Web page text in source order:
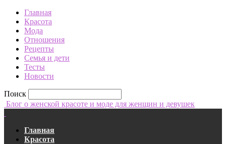
Главная
Красота
Мода
Отношения
Рецепты
Семья и дети
Тесты
Новости
Поиск
Блог о женской красоте и моде для женщин и девушек
Главная
Красота